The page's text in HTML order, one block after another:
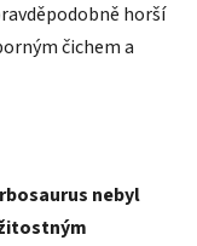
horší
čichem a
nebyl